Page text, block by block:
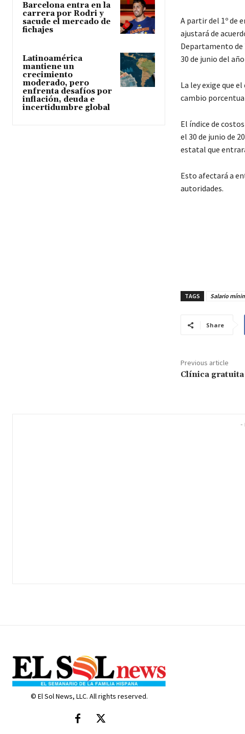
Barcelona entra en la
carrera por Rodri y
sacude el mercado de
fichajes
Latinoamérica
mantiene un
crecimiento
moderado, pero
enfrenta desafíos por
inflación, deuda e
incertidumbre global
A partir del 1º de
ajustará de
Departamento de
30 de junio del
La ley exige que
cambio
El índice de
el 30 de junio de
estatal que
Esto afectará a
autoridades.
TAGS Salario
Share
Previous article
Clínica
-
© El Sol News, LLC. All rights reserved.